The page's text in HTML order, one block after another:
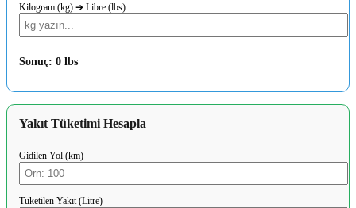
Kilogram (kg) ➔ Libre (lbs)
Sonuç: 0 lbs
Yakıt Tüketimi Hesapla
Gidilen Yol (km)
Tüketilen Yakıt (Litre)